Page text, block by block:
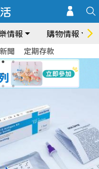
情報 購物情報
聞 定期存款